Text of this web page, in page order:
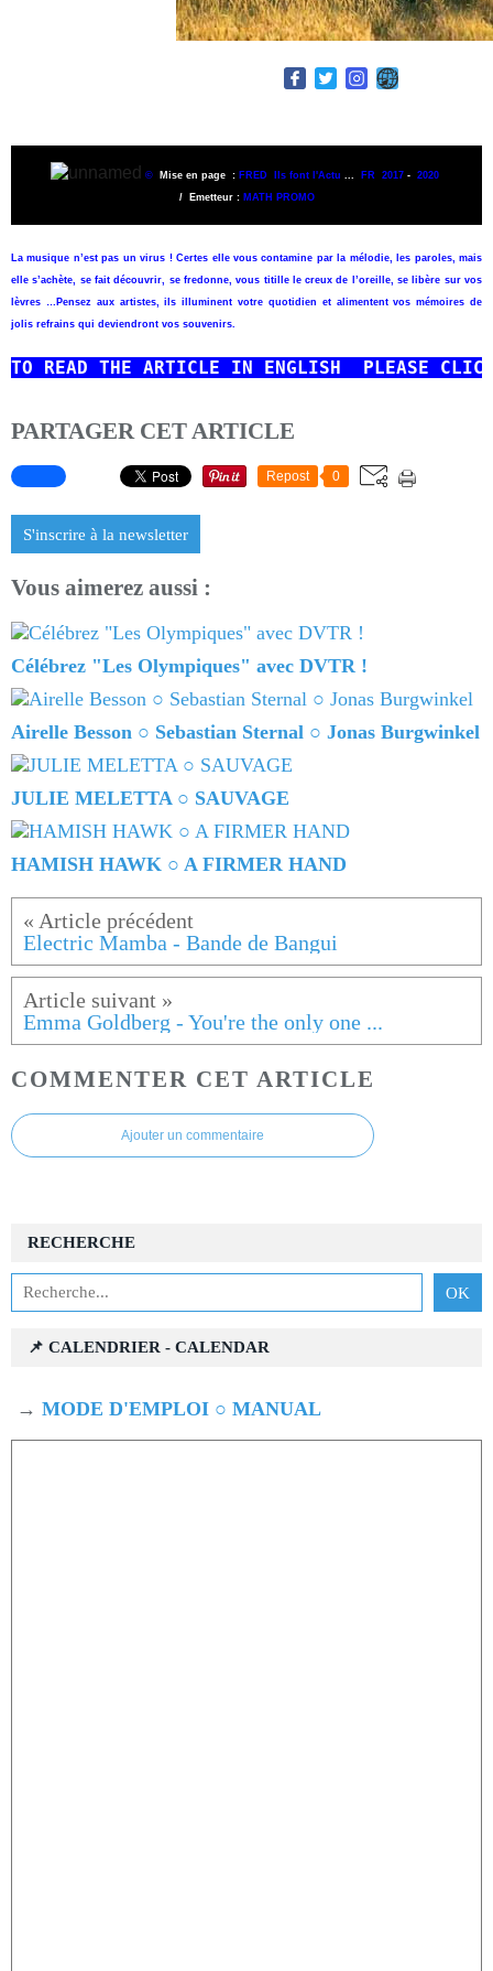
© Mise en page : FRED Ils font l'Actu FR 2017 - 2020
/ Emetteur : MATH PROMO
La musique n’est pas un virus ! Certes elle vous contamine par la mélodie, les paroles, mais
elle s’achète, se fait découvrir, se fredonne, vous titille le creux de l’oreille, se libère sur vos
lèvres …
Pensez aux artistes, ils illuminent votre quotidien et alimentent vos mémoires de
jolis refrains qui deviendront vos souvenirs.
TO READ THE ARTICLE IN ENGLISH  PLEASE
PARTAGER CET ARTICLE
Repost 0
S'inscrire à la newsletter
Vous aimerez aussi :
Célébrez "Les Olympiques" avec DVTR !
Airelle Besson ○ Sebastian Sternal ○ Jonas Burgwinkel
JULIE MELETTA ○ SAUVAGE
HAMISH HAWK ○ A FIRMER HAND
Electric Mamba - Bande de Bangui
Emma Goldberg - You're the only one ...
COMMENTER CET ARTICLE
Ajouter un commentaire
RECHERCHE
📌 CALENDRIER - CALENDAR
→ MODE D'EMPLOI ○ MANUAL